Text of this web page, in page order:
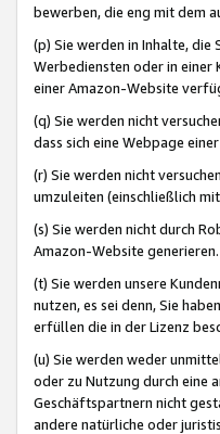
bewerben, die eng mit dem
(p) Sie werden in Inhalte,
Werbediensten oder in einer
einer Amazon-Website
(q) Sie werden nicht
dass sich eine Webpage
(r) Sie werden nicht
umzuleiten (einschließlich
(s) Sie werden nicht durch
Amazon-Website generieren.
(t) Sie werden unsere
nutzen, es sei denn, Sie
erfüllen die in der Lizenz
(u) Sie werden weder
oder zu Nutzung durch eine
Geschäftspartnern nicht
andere natürliche oder